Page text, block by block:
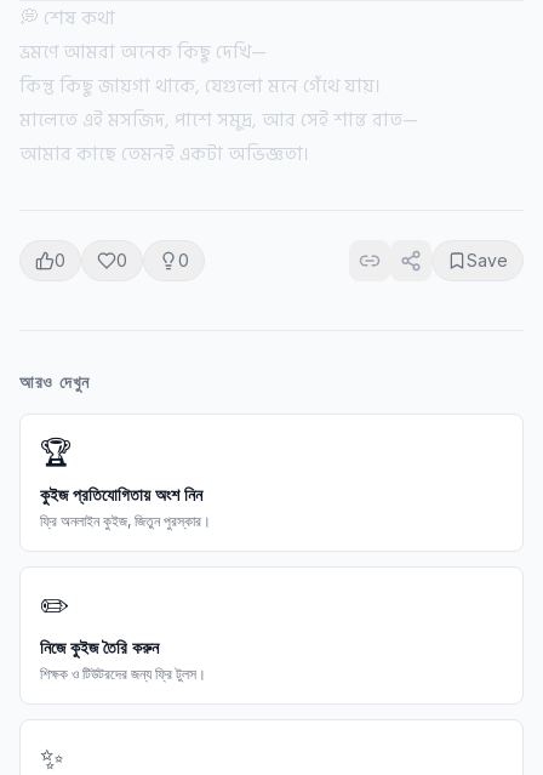
💭 শেষ কথা
ভ্রমণে আমরা অনেক কিছু দেখি—
কিন্তু কিছু জায়গা থাকে, যেগুলো মনে গেঁথে যায়।
মালেতে এই মসজিদ, পাশে সমুদ্র, আর সেই শান্ত রাত—
আমার কাছে তেমনই একটা অভিজ্ঞতা।
0 0 0 Save
আরও দেখুন
🏆
কুইজ প্রতিযোগিতায় অংশ নিন
ফ্রি অনলাইন কুইজ, জিতুন পুরস্কার।
✏️
নিজে কুইজ তৈরি করুন
শিক্ষক ও টিউটরদের জন্য ফ্রি টুলস।
✨